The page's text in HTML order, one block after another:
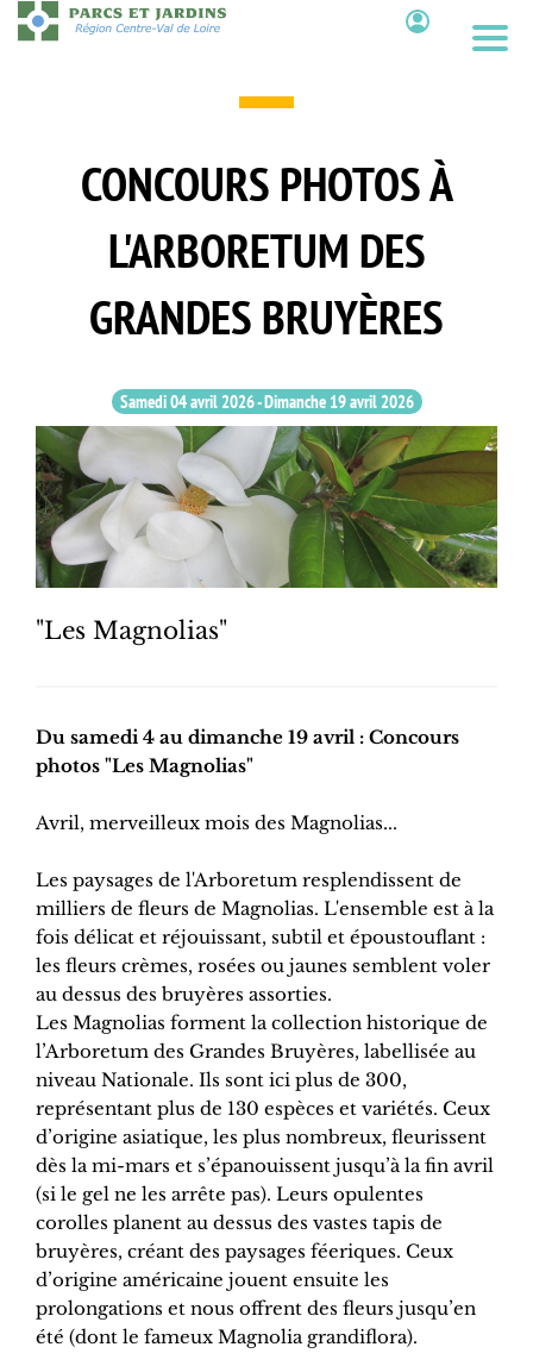
Aller
au
CONCOURS PHOTOS À
L'ARBORETUM DES
GRANDES BRUYÈRES
Samedi 04 avril 2026-Dimanche 19 avril 2026
"Les Magnolias"
Du samedi 4 au dimanche 19 avril : Concours
photos "Les Magnolias"
Avril, merveilleux mois des Magnolias...
Les paysages de l'Arboretum resplendissent de
milliers de fleurs de Magnolias. L'ensemble est à la
fois délicat et réjouissant, subtil et époustouflant :
les fleurs crèmes, rosées ou jaunes semblent voler
au dessus des bruyères assorties.
Les Magnolias forment la collection historique de
l’Arboretum des Grandes Bruyères, labellisée au
niveau Nationale. Ils sont ici plus de 300,
représentant plus de 130 espèces et variétés. Ceux
d’origine asiatique, les plus nombreux, fleurissent
dès la mi-mars et s’épanouissent jusqu’à la fin avril
(si le gel ne les arrête pas). Leurs opulentes
corolles planent au dessus des vastes tapis de
bruyères, créant des paysages féeriques. Ceux
d’origine américaine jouent ensuite les
prolongations et nous offrent des fleurs jusqu’en
été (dont le fameux Magnolia grandiflora).